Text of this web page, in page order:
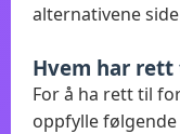
alternativene
Hvem har
For å ha rett til
oppfylle følgende